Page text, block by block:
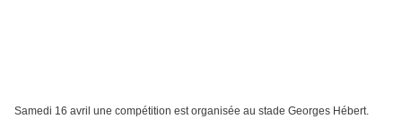
Samedi 16 avril une compétition est organisée au stade Georges Hébert.